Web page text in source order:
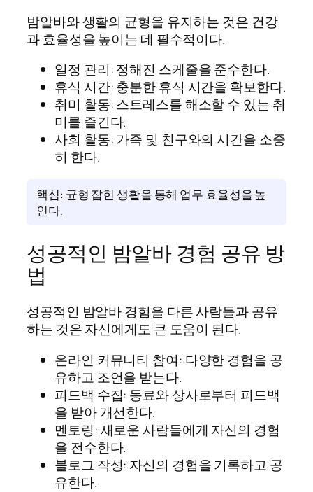
밤알바와 생활의 균형을 유지하는 것은 건강
과 효율성을 높이는 데 필수적이다.
일정 관리: 정해진 스케줄을 준수한다.
휴식 시간: 충분한 휴식 시간을 확보한다.
취미 활동: 스트레스를 해소할 수 있는 취
미를 즐긴다.
사회 활동: 가족 및 친구와의 시간을 소중
히 한다.
핵심: 균형 잡힌 생활을 통해 업무 효율성을 높
인다.
성공적인 밤알바 경험 공유 방
법
성공적인 밤알바 경험을 다른 사람들과 공유
하는 것은 자신에게도 큰 도움이 된다.
온라인 커뮤니티 참여: 다양한 경험을 공
유하고 조언을 받는다.
피드백 수집: 동료와 상사로부터 피드백
을 받아 개선한다.
멘토링: 새로운 사람들에게 자신의 경험
을 전수한다.
블로그 작성: 자신의 경험을 기록하고 공
유한다.